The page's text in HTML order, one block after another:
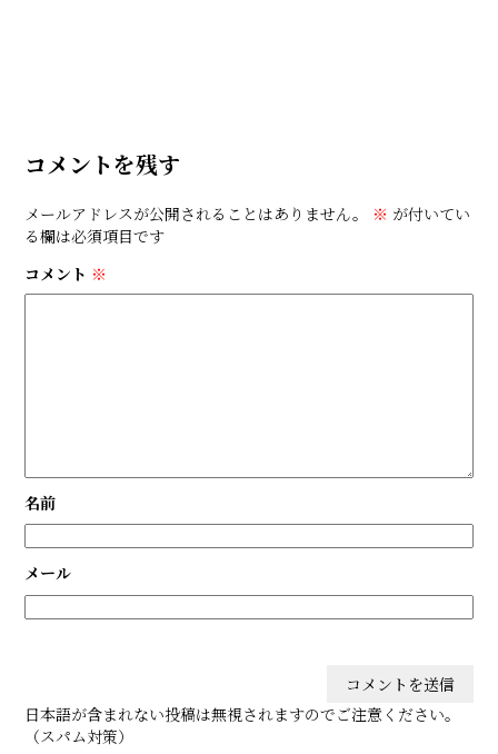
コメントを残す
メールアドレスが公開されることはありません。 ※ が付いてい
る欄は必須項目です
コメント ※
名前
メール
日本語が含まれない投稿は無視されますのでご注意ください。
（スパム対策）